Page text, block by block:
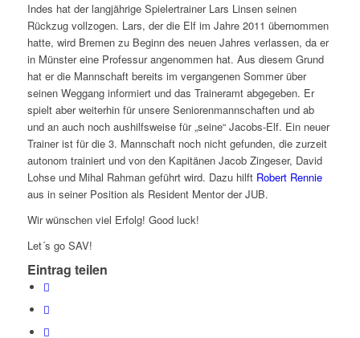
Indes hat der langjährige Spielertrainer Lars Linsen seinen
Rückzug vollzogen. Lars, der die Elf im Jahre 2011 übernommen
hatte, wird Bremen zu Beginn des neuen Jahres verlassen, da er
in Münster eine Professur angenommen hat. Aus diesem Grund
hat er die Mannschaft bereits im vergangenen Sommer über
seinen Weggang informiert und das Traineramt abgegeben. Er
spielt aber weiterhin für unsere Seniorenmannschaften und ab
und an auch noch aushilfsweise für „seine“ Jacobs-Elf. Ein neuer
Trainer ist für die 3. Mannschaft noch nicht gefunden, die zurzeit
autonom trainiert und von den Kapitänen Jacob Zingeser, David
Lohse und Mihal Rahman geführt wird. Dazu hilft Robert Rennie
aus in seiner Position als Resident Mentor der JUB.
Wir wünschen viel Erfolg! Good luck!
Let´s go SAV!
Eintrag teilen